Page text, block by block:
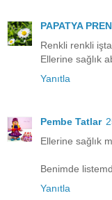
PAPATYA
Renkli renkli
Ellerine sağlık
Yanıtla
Pembe Tatlar
Ellerine sağlık
Benimde
Yanıtla